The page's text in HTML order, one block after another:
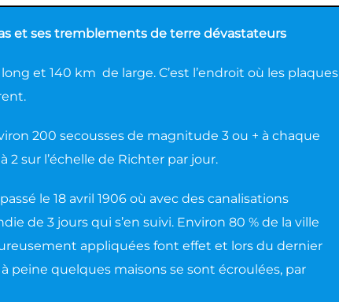
et ses tremblements de terre dévastateurs
et 140 km de large. C’est l’endroit où les plaques
200 secousses de magnitude 3 ou + à chaque
2 sur l’échelle de Richter par jour.
le 18 avril 1906 où avec des canalisations
de 3 jours qui s’en suivi. Environ 80 % de la ville
appliquées font effet et lors du dernier
peine quelques maisons se sont écroulées, par